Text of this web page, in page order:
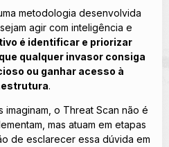
metodologia desenvolvida
agir com inteligência e
é identificar e priorizar
qualquer invasor consiga
ou ganhar acesso à
.
o Threat Scan não é
mas atuam em etapas
de esclarecer essa dúvida em